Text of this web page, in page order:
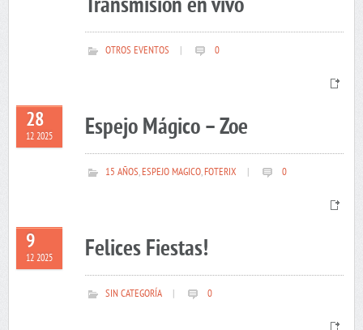
Transmisión en vivo
OTROS EVENTOS 0
28
12 2025 Espejo Mágico – Zoe
15 AÑOS,ESPEJO MAGICO,FOTERIX 0
9
12 2025 Felices Fiestas!
SIN CATEGORÍA 0